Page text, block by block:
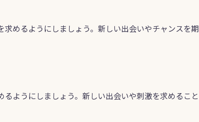
めるようにしましょう。新しい出会いやチャンスを期
ようにしましょう。新しい出会いや刺激を求めること